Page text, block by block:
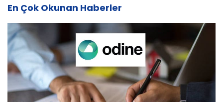
En Çok Okunan Haberler